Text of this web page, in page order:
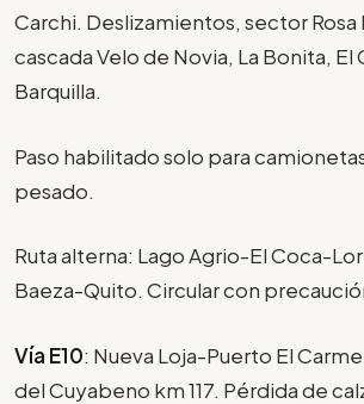
Carchi. Deslizamientos, sector Rosa
cascada Velo de Novia, La Bonita, El
Barquilla.
Paso habilitado solo para
pesado.
Ruta alterna: Lago Agrio-El Coca-
Baeza-Quito. Circular con
Vía E10: Nueva Loja-Puerto El
del Cuyabeno km 117. Pérdida de